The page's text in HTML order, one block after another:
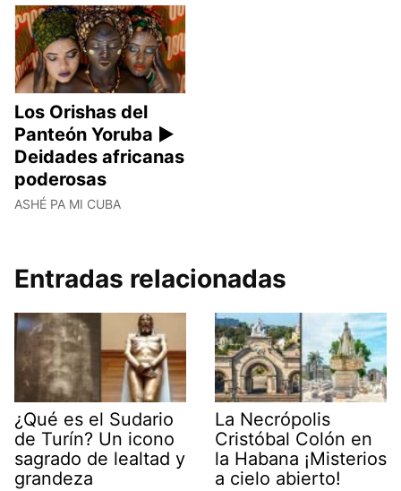
Los Orishas del
Panteón Yoruba ►
Deidades africanas
poderosas
ASHÉ PA MI CUBA
Entradas relacionadas
¿Qué es el Sudario
de Turín? Un icono
sagrado de lealtad y
grandeza
La Necrópolis
Cristóbal Colón en
la Habana ¡Misterios
a cielo abierto!